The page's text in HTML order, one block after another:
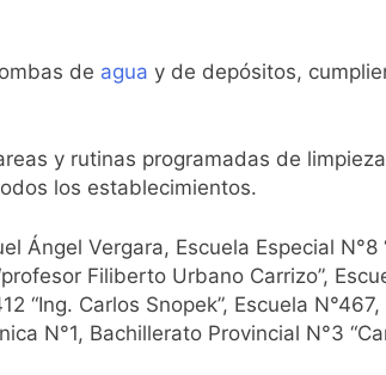
de agua y de depósitos,
y rutinas programadas de
los establecimientos.
Ángel Vergara, Escuela Especial
Filiberto Urbano Carrizo”,
“Ing. Carlos Snopek”, Escuela
N°1, Bachillerato Provincial N°3